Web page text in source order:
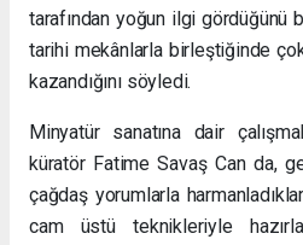
tarafından yoğun ilgi gördüğünü
tarihi mekânlarla birleştiğinde
kazandığını söyledi.
Minyatür sanatına dair
küratör Fatime Savaş Can da,
çağdaş yorumlarla
cam üstü teknikleriyle